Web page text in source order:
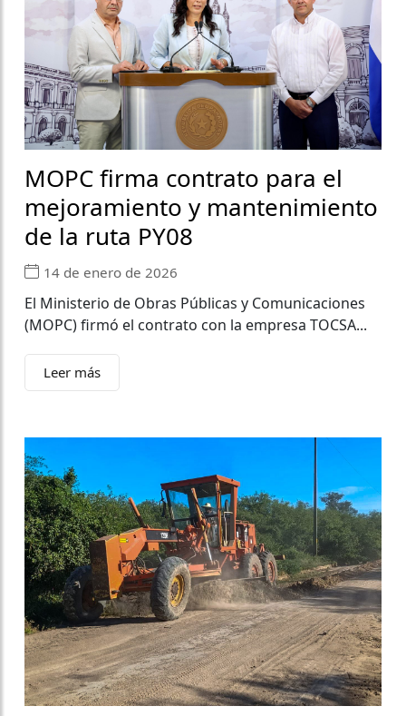
MOPC firma contrato para el
mejoramiento y mantenimiento
de la ruta PY08
14 de enero de 2026
El Ministerio de Obras Públicas y Comunicaciones
(MOPC) firmó el contrato con la empresa TOCSA...
Leer más